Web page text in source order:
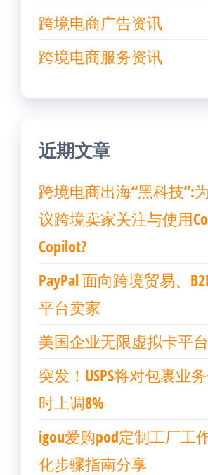
跨境电商广告资讯
跨境电商服务资讯
近期文章
跨境电商出海“黑科技”:
议跨境卖家关注与使用
Copilot?
PayPal 面向跨境贸易、
平台卖家
美国企业无限虚拟卡平
突发！USPS将对包裹业
时上调8%
igou爱购pod定制工厂工
化步骤指南分享